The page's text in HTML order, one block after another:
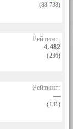
(88 738)
Рейтинг:
4.482
(236)
Рейтинг:
—
(131)